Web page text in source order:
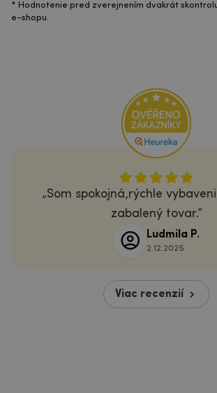
* Hodnotenie pred zverejnením dvakrát
e-shopu.
Som spokojná,rýchle
zabalený tovar.
Ludmila P.
2.12.2025
Viac recenzií